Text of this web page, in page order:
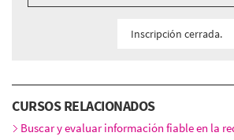
BARCELONA
Lunes 7 junio, 16:30h - 18:30h
Inscripción cerrada.
CURSOS RELACIONADOS
Buscar y evaluar información fiable en la